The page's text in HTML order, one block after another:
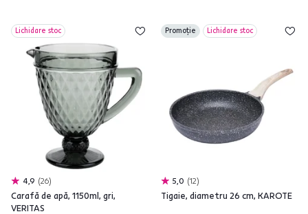
Lichidare stoc
4,9 26
Carafă de apă, 1150ml, gri,
VERITAS
Promoție Lichidare stoc
5,0 12
Tigaie, diametru 26 cm, KAROTE